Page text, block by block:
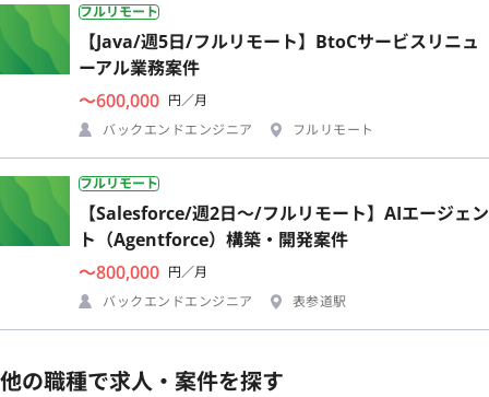
フルリモート
【Java/週5日/フルリモート】BtoCサービスリニュ
ーアル業務案件
〜600,000 円／月
バックエンドエンジニア
フルリモート
フルリモート
【Salesforce/週2日〜/フルリモート】AIエージェン
ト（Agentforce）構築・開発案件
〜800,000 円／月
バックエンドエンジニア
表参道駅
他の職種で求人・案件を探す